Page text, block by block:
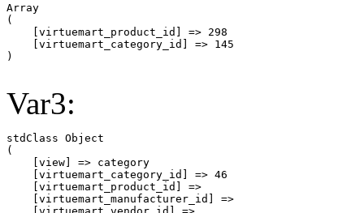
Array
(
    [virtuemart_product_id] => 298
    [virtuemart_category_id] => 145
Var3:
stdClass Object
(
    [view] => category
    [virtuemart_category_id] => 46
    [virtuemart_product_id] =>
    [virtuemart_manufacturer_id] =>